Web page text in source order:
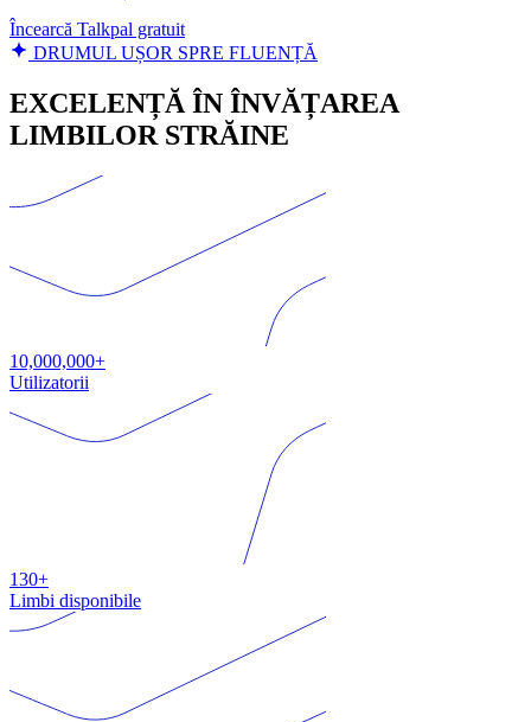
Încearcă Talkpal gratuit
DRUMUL UȘOR SPRE FLUENȚĂ
EXCELENȚĂ ÎN ÎNVĂȚAREA
LIMBILOR STRĂINE
10,000,000+
Utilizatorii
130+
Limbi disponibile